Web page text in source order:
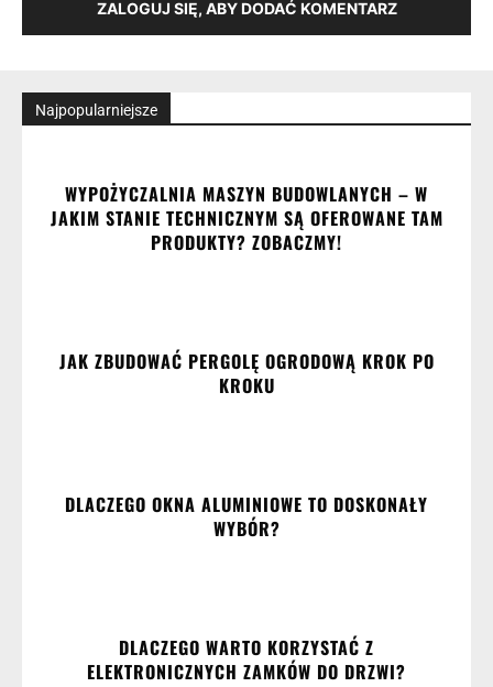
ZALOGUJ SIĘ, ABY DODAĆ KOMENTARZ
Najpopularniejsze
WYPOŻYCZALNIA MASZYN BUDOWLANYCH – W
JAKIM STANIE TECHNICZNYM SĄ OFEROWANE TAM
PRODUKTY? ZOBACZMY!
JAK ZBUDOWAĆ PERGOLĘ OGRODOWĄ KROK PO
KROKU
DLACZEGO OKNA ALUMINIOWE TO DOSKONAŁY
WYBÓR?
DLACZEGO WARTO KORZYSTAĆ Z
ELEKTRONICZNYCH ZAMKÓW DO DRZWI?